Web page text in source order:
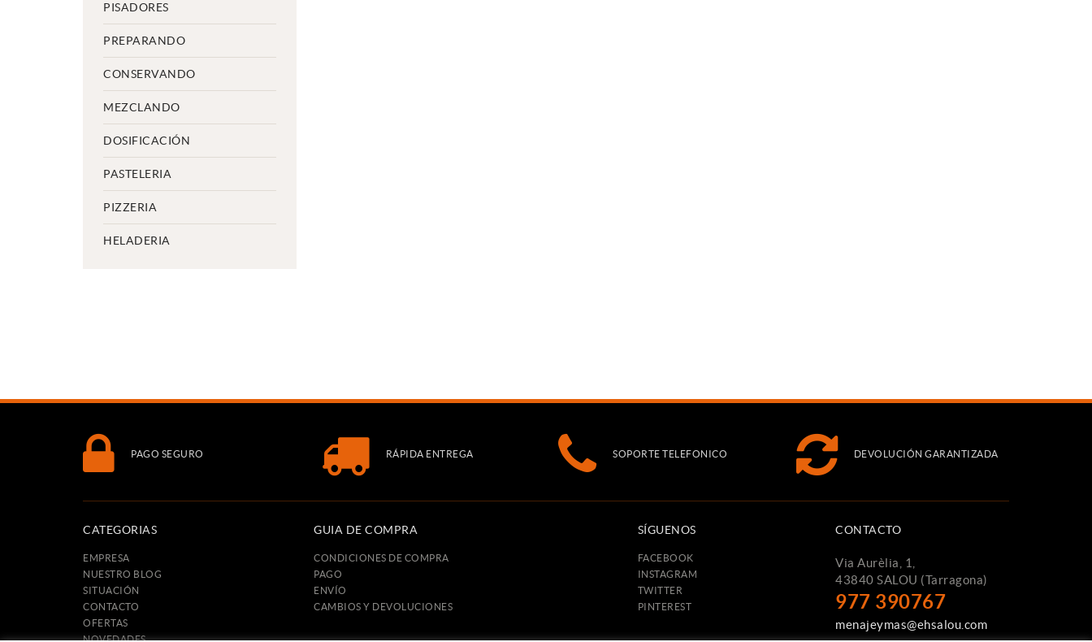
PISADORES
PREPARANDO
CONSERVANDO
MEZCLANDO
DOSIFICACIÓN
PASTELERIA
PIZZERIA
HELADERIA
PAGO SEGURO RÁPIDA ENTREGA SOPORTE TELEFONICO DEVOLUCIÓN GARANTIZADA
CATEGORIAS
EMPRESA
NUESTRO BLOG
SITUACIÓN
CONTACTO
OFERTAS
NOVEDADES
GUIA DE COMPRA
CONDICIONES DE COMPRA
PAGO
ENVÍO
CAMBIOS Y DEVOLUCIONES
SÍGUENOS
FACEBOOK
INSTAGRAM
TWITTER
PINTEREST
CONTACTO
Via Aurèlia, 1,
43840 SALOU (Tarragona)
977 390767
menajeymas@ehsalou.com